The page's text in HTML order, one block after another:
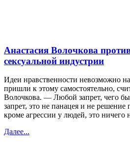
Анастасия Волочкова
сексуальной индустрии
Идеи нравственности невозможно
пришли к этому самостоятельно,
Волочкова. — Любой запрет, чего
запрет, это не панацея и не
кроме агрессии у людей, это ничего
Далее...